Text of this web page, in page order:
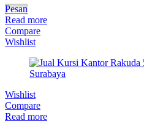
Pesan
Read more
Compare
Wishlist
Wishlist
Compare
Read more